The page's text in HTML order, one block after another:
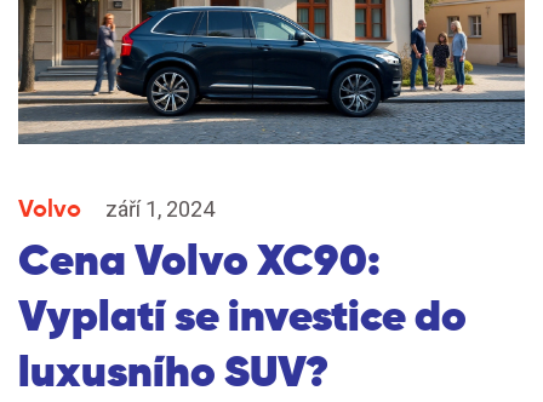
Volvo září 1, 2024
Cena Volvo XC90:
Vyplatí se investice do
luxusního SUV?